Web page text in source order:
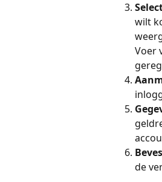
wilt
Voer
de